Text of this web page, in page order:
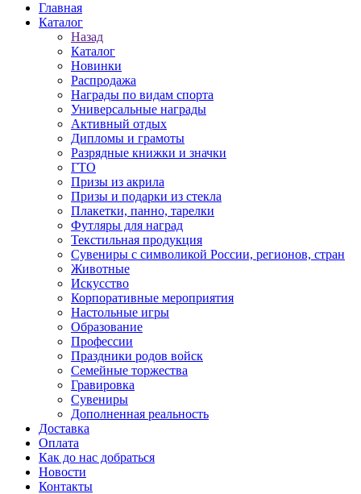
Главная
Каталог
Назад
Каталог
Новинки
Распродажа
Награды по видам спорта
Универсальные награды
Активный отдых
Дипломы и грамоты
Разрядные книжки и значки
ГТО
Призы из акрила
Призы и подарки из стекла
Плакетки, панно, тарелки
Футляры для наград
Текстильная продукция
Сувениры с символикой России, регионов, стран
Животные
Искусство
Корпоративные мероприятия
Настольные игры
Образование
Профессии
Праздники родов войск
Семейные торжества
Гравировка
Сувениры
Дополненная реальность
Доставка
Оплата
Как до нас добраться
Новости
Контакты